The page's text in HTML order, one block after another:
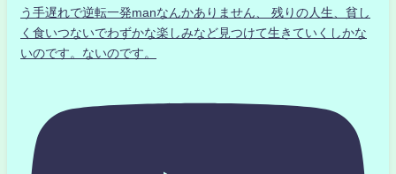
う手遅れで逆転一発manなんかありません、 残りの人生、貧し
く食いつないでわずかな楽しみなど見つけて生きていくしかな
いのです。ないのです。